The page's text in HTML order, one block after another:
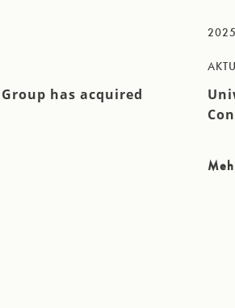
has acquired